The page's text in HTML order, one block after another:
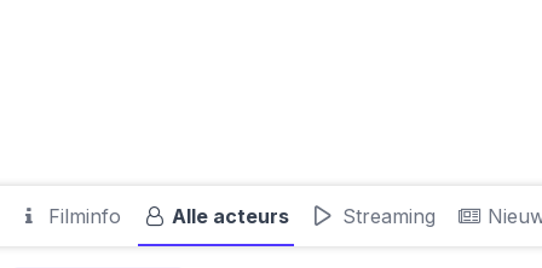
Filminfo Alle acteurs Streaming